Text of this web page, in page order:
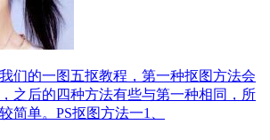
们的一图五抠教程，第一种抠图方法会
之后的四种方法有些与第一种相同，所
简单。PS抠图方法一1、